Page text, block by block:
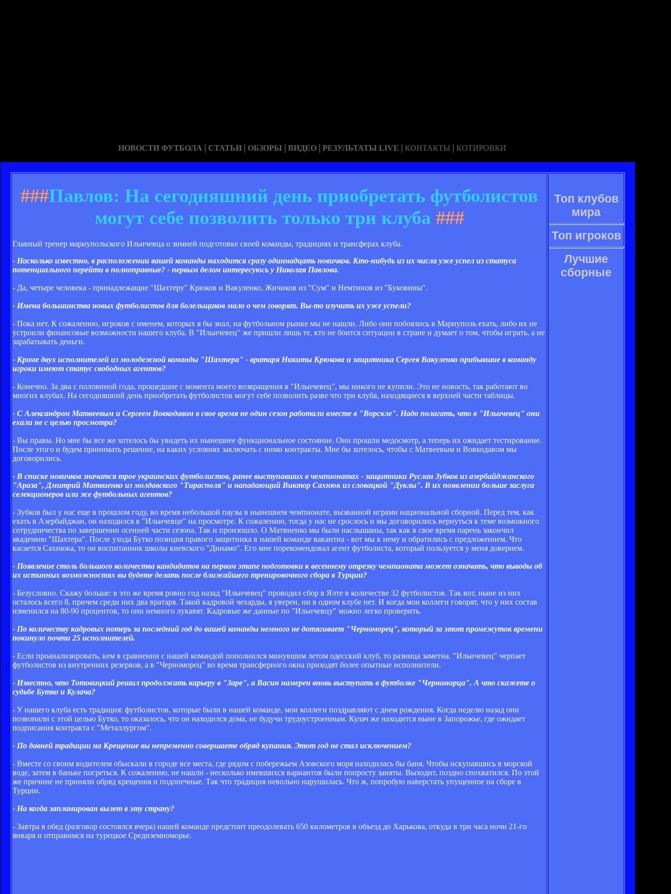
НОВОСТИ ФУТБОЛА | СТАТЬИ | ОБЗОРЫ | ВИДЕО | РЕЗУЛЬТАТЫ LIVE | КОНТАКТЫ | КОТИРОВКИ
###Павлов: На сегодняшний день приобретать футболистов
могут себе позволить только три клуба###
Главный тренер мариупольского Ильичевца о зимней подготовке своей команды, традициях и трансферах клуба.
- Насколько известно, в расположении вашей команды находится сразу одиннадцать новичков. Кто-нибудь из их числа уже успел из статуса
потенциального перейти в полноправные? - первым делом интересуюсь у Николая Павлова.
- Да, четыре человека - принадлежащие "Шахтеру" Крюков и Вакуленко, Жичиков из "Сум" и Немтинов из "Буковины".
- Имена большинства новых футболистов для болельщиков мало о чем говорят. Вы-то изучить их уже успели?
- Пока нет. К сожалению, игроков с именем, которых я бы знал, на футбольном рынке мы не нашли. Либо они побоялись в Мариуполь ехать, либо их не
устроили финансовые возможности нашего клуба. В "Ильичевец" же пришли лишь те, кто не боится ситуации в стране и думает о том, чтобы играть, а не
зарабатывать деньги.
- Кроме двух исполнителей из молодежной команды "Шахтера" - вратаря Никиты Крюкова и защитника Сергея Вакуленко прибывшие в команду
игроки имеют статус свободных агентов?
- Конечно. За два с половиной года, прошедшие с момента моего возвращения в "Ильичевец", мы никого не купили. Это не новость, так работают во
многих клубах. На сегодняшний день приобретать футболистов могут себе позволить разве что три клуба, находящиеся в верхней части таблицы.
- С Александром Матвеевым и Сергеем Вовкодавом в свое время не один сезон работали вместе в "Ворскле". Надо полагать, что в "Ильичевец" они
ехали не с целью просмотра?
- Вы правы. Но мне бы все же хотелось бы увидеть их нынешнее функциональное состояние. Они прошли медосмотр, а теперь их ожидает тестирование.
После этого и будем принимать решение, на каких условиях заключать с ними контракты. Мне бы хотелось, чтобы с Матвеевым и Вовкодавом мы
договорились.
- В списке новичков значатся трое украинских футболистов, ранее выступавших в чемпионатах - защитники Руслан Зубков из азербайджанского
"Араза", Дмитрий Матвиенко из молдавского "Тирасполя" и нападающий Виктор Сахнюк из словацкой "Дуклы". В их появлении больше заслуга
селекционеров или же футбольных агентов?
- Зубков был у нас еще в прошлом году, во время небольшой паузы в нынешнем чемпионате, вызванной играми национальной сборной. Перед тем, как
ехать в Азербайджан, он находился в "Ильичевце" на просмотре. К сожалению, тогда у нас не срослось и мы договорились вернуться к теме возможного
сотрудничества по завершении осенней части сезона. Так и произошло. О Матвиенко мы были наслышаны, так как в свое время парень закончил
академию "Шахтера". После ухода Бутко позиция правого защитника в нашей команде вакантна - вот мы к нему и обратились с предложением. Что
касается Сахнюка, то он воспитанник школы киевского "Динамо". Его мне порекомендовал агент футболиста, который пользуется у меня доверием.
- Появление столь большого количества кандидатов на первом этапе подготовки к весеннему отрезку чемпионата может означать, что выводы об
их истинных возможностях вы будете делать после ближайшего тренировочного сбора в Турции?
- Безусловно. Скажу больше: в это же время ровно год назад "Ильичевец" проводил сбор в Ялте в количестве 32 футболистов. Так вот, ныне из них
осталось всего 8, причем среди них два вратаря. Такой кадровой чехарды, я уверен, ни в одном клубе нет. И когда мои коллеги говорят, что у них состав
изменился на 80-90 процентов, то они немного лукавят. Кадровые же данные по "Ильичевцу" можно легко проверить.
- По количеству кадровых потерь за последний год до вашей команды немного не дотягивает "Черноморец", который за этот промежуток времени
покинуло почти 25 исполнителей.
- Если проанализировать, кем в сравнении с нашей командой пополнился минувшим летом одесский клуб, то разница заметна. "Ильичевец" черпает
футболистов из внутренних резервов, а в "Черноморец" во время трансферного окна приходят более опытные исполнители.
- Известно, что Тотовицкий решил продолжать карьеру в "Заре", а Васин намерен вновь выступать в футболке "Черноморца". А что скажете о
судьбе Бутко и Кулача?
- У нашего клуба есть традиция: футболистов, которые были в нашей команде, мои коллеги поздравляют с днем рождения. Когда неделю назад они
позвонили с этой целью Бутко, то оказалось, что он находился дома, не будучи трудоустроенным. Кулач же находится ныне в Запорожье, где ожидает
подписания контракта с "Металлургом".
- По давней традиции на Крещение вы непременно совершаете обряд купания. Этот год не стал исключением?
- Вместе со своим водителем обыскали в городе все места, где рядом с побережьем Азовского моря находилась бы баня. Чтобы искупавшись в морской
воде, затем в баньке погреться. К сожалению, не нашли - несколько имевшихся вариантов были попросту заняты. Выходит, поздно спохватился. По этой
же причине не приняли обряд крещения и подопечные. Так что традиция невольно нарушилась. Что ж, попробую наверстать упущенное на сборе в
Турции.
- На когда запланирован вылет в эту страну?
- Завтра в обед (разговор состоялся вчера) нашей команде предстоит преодолевать 650 километров в объезд до Харькова, откуда в три часа ночи 21-го
января и отправимся на турецкое Средиземноморье.
Топ клубов
мира
Топ игроков
Лучшие
сборные